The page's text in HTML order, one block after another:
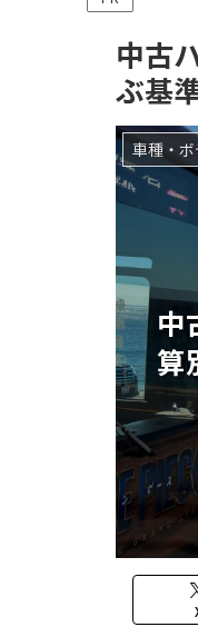
中古
ぶ基
中
算
車種・